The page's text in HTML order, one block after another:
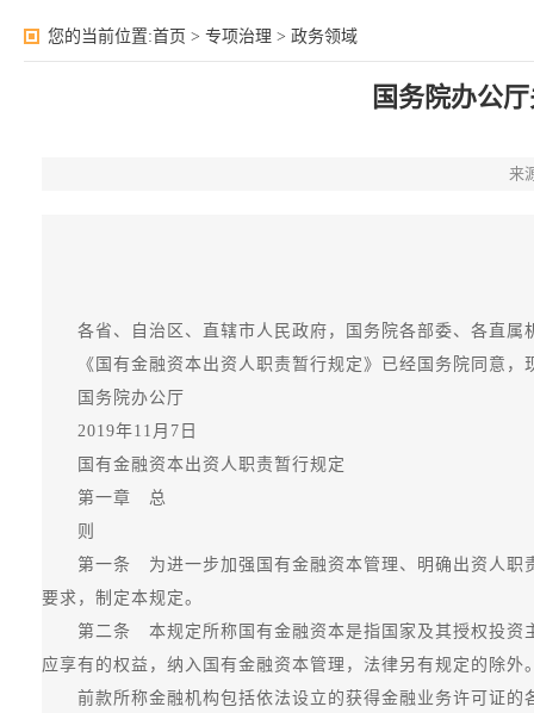
您的当前位置:首页 > 专项治理 > 政务领域
国务院办公
来
各省、自治区、直辖市人民政府，国务院各部委、各直属
《国有金融资本出资人职责暂行规定》已经国务院同意，
国务院办公厅
2019年11月7日
国有金融资本出资人职责暂行规定
第一章 总
则
第一条 为进一步加强国有金融资本管理、明确出资人职责
要求，制定本规定。
第二条 本规定所称国有金融资本是指国家及其授权投资主
应享有的权益，纳入国有金融资本管理，法律另有规定的除外
前款所称金融机构包括依法设立的获得金融业务许可证的